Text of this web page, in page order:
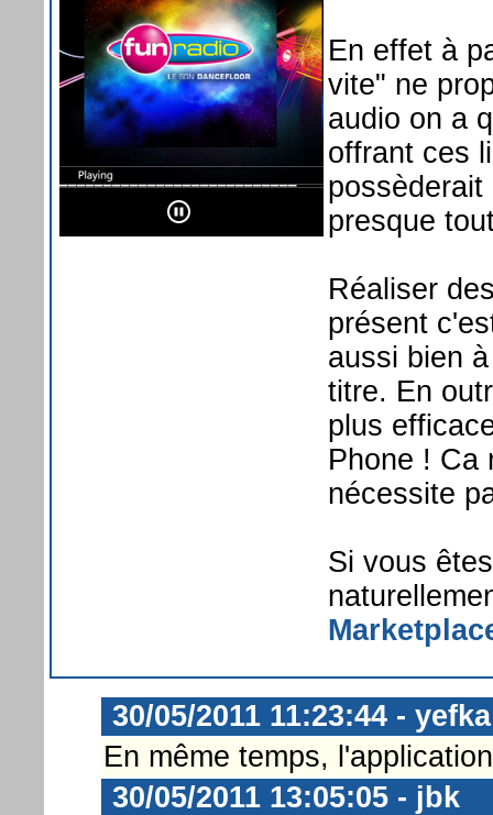
En effet à
vite" ne
audio on a
offrant ces
presque
Réaliser
présent
aussi bien
titre. En
plus
Phone ! Ca
nécessite
Si vous
30/05/2011 11:23:44 - yefka
En même temps,
30/05/2011 13:05:05 - jbk